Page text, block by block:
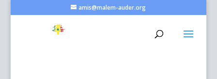
amis@malem-auder.org